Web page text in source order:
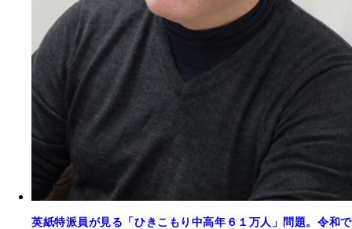
英紙特派員が見る「ひきこもり中高年６１万人」問題。令和で